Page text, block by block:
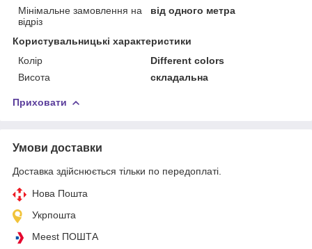
Мінімальне замовлення на
відріз
від одного метра
Користувальницькі характеристики
Колір
Different colors
Висота
складальна
Приховати
Умови доставки
Доставка здійснюється тільки по передоплаті.
Нова Пошта
Укрпошта
Meest ПОШТА